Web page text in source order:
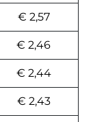
€ 2,57
€ 2,46
€ 2,44
€ 2,43